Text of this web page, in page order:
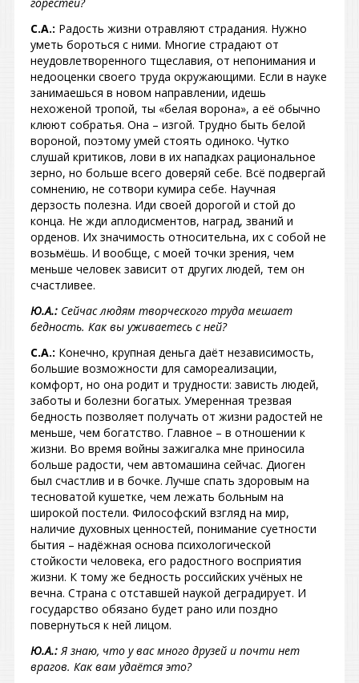
С.А.: Радость жизни отравляют страдания. Нужно
уметь бороться с ними. Многие страдают от
неудовлетворенного тщеславия, от непонимания и
недооценки своего труда окружающими. Если в науке
занимаешься в новом направлении, идешь
нехоженой тропой, ты «белая ворона», а её обычно
клюют собратья. Она – изгой. Трудно быть белой
вороной, поэтому умей стоять одиноко. Чутко
слушай критиков, лови в их нападках рациональное
зерно, но больше всего доверяй себе. Всё подвергай
сомнению, не сотвори кумира себе. Научная
дерзость полезна. Иди своей дорогой и стой до
конца. Не жди аплодисментов, наград, званий и
орденов. Их значимость относительна, их с собой не
возьмёшь. И вообще, с моей точки зрения, чем
меньше человек зависит от других людей, тем он
счастливее.
Ю.А.: Сейчас людям творческого труда мешает
бедность. Как вы уживаетесь с ней?
С.А.: Конечно, крупная деньга даёт независимость,
большие возможности для самореализации,
комфорт, но она родит и трудности: зависть людей,
заботы и болезни богатых. Умеренная трезвая
бедность позволяет получать от жизни радостей не
меньше, чем богатство. Главное – в отношении к
жизни. Во время войны зажигалка мне приносила
больше радости, чем автомашина сейчас. Диоген
был счастлив и в бочке. Лучше спать здоровым на
тесноватой кушетке, чем лежать больным на
широкой постели. Философский взгляд на мир,
наличие духовных ценностей, понимание суетности
бытия – надёжная основа психологической
стойкости человека, его радостного восприятия
жизни. К тому же бедность российских учёных не
вечна. Страна с отставшей наукой деградирует. И
государство обязано будет рано или поздно
повернуться к ней лицом.
Ю.А.: Я знаю, что у вас много друзей и почти нет
врагов. Как вам удаётся это?